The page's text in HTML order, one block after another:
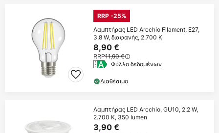
RRP -25%
Λαμπτήρας LED Arcchio Filament, E27,
3,8 W, διαφανής, 2.700 K
8,90 €
RRP11,90 €
Φύλλο δεδομένων
Διαθέσιμο
Λαμπτήρας LED Arcchio, GU10, 2,2 W,
2.700 K, 350 lumen
3,90 €